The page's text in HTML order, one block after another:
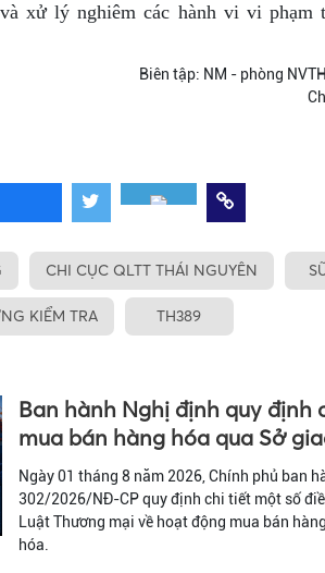
xử lý nghiêm các hành vi vi phạm
Biên tập: NM - phòng
CHI CỤC QLTT THÁI NGUYÊN
KIỂM TRA TH389
Ban hành Nghị định quy định
mua bán hàng hóa qua Sở
Ngày 01 tháng 8 năm 2026, Chính phủ ban
302/2026/NĐ-CP quy định chi tiết một số
Luật Thương mại về hoạt động mua bán
hóa.